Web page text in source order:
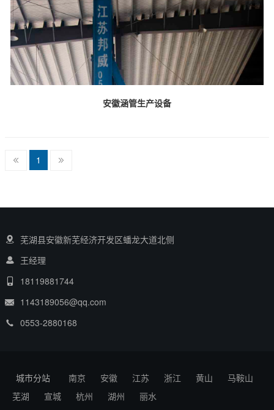
安徽涵管生产设备
1
芜湖县安徽新芜经济开发区蟠龙大道北侧
王经理
18119881744
1143189056@qq.com
0553-2880168
城市分站 南京 安徽 江苏 浙江 黄山
马鞍山
芜湖
宣城 杭州 湖州 丽水